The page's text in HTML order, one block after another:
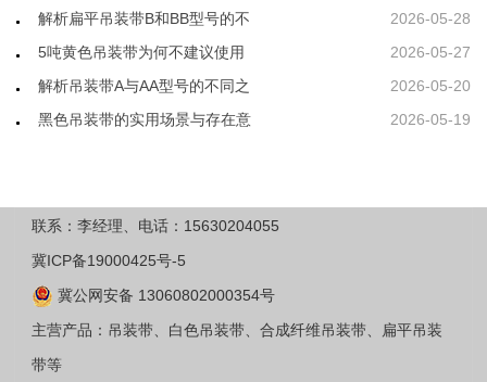
2026-05-28
解析扁平吊装带B和BB型号的不
2026-05-27
5吨黄色吊装带为何不建议使用
2026-05-20
解析吊装带A与AA型号的不同之
2026-05-19
黑色吊装带的实用场景与存在意
联系：李经理、电话：15630204055
冀ICP备19000425号-5
冀公网安备 13060802000354号
主营产品：吊装带、白色吊装带、合成纤维吊装带、扁平吊装
带等